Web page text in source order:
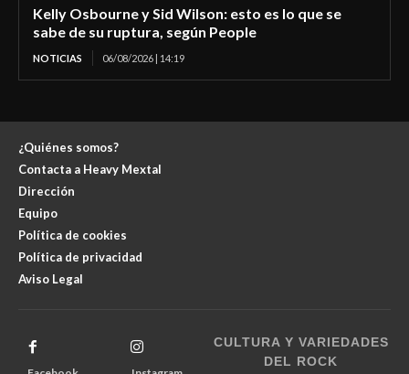
Kelly Osbourne y Sid Wilson: esto es lo que se
sabe de su ruptura, según People
NOTICIAS 06/08/2026 | 14:19
¿Quiénes somos?
Contacta a Heavy Mextal
Dirección
Equipo
Política de cookies
Política de privacidad
Aviso Legal
CULTURA Y VARIEDADES
DEL ROCK